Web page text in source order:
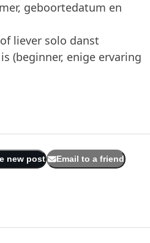
geboortedatum en
liever solo danst
(beginner, enige ervaring
new post Email to a friend